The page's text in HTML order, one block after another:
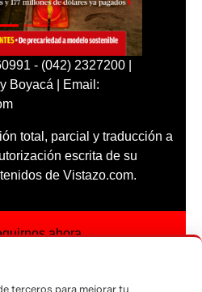
- (042) 2327200 |
Boyacá | Email:
total, parcial y traducción a
escrita de su
de Vistazo.com.
ahora
terceros para mejorar tu